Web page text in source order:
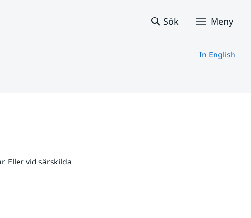
Sök Meny
In English
Eller vid särskilda